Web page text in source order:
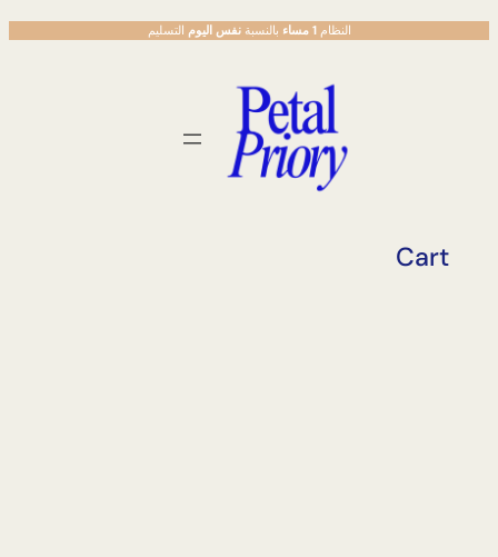
تخطى
إلى
النظام1 مساء بالنسبةنفس اليوم التسليم
Cart